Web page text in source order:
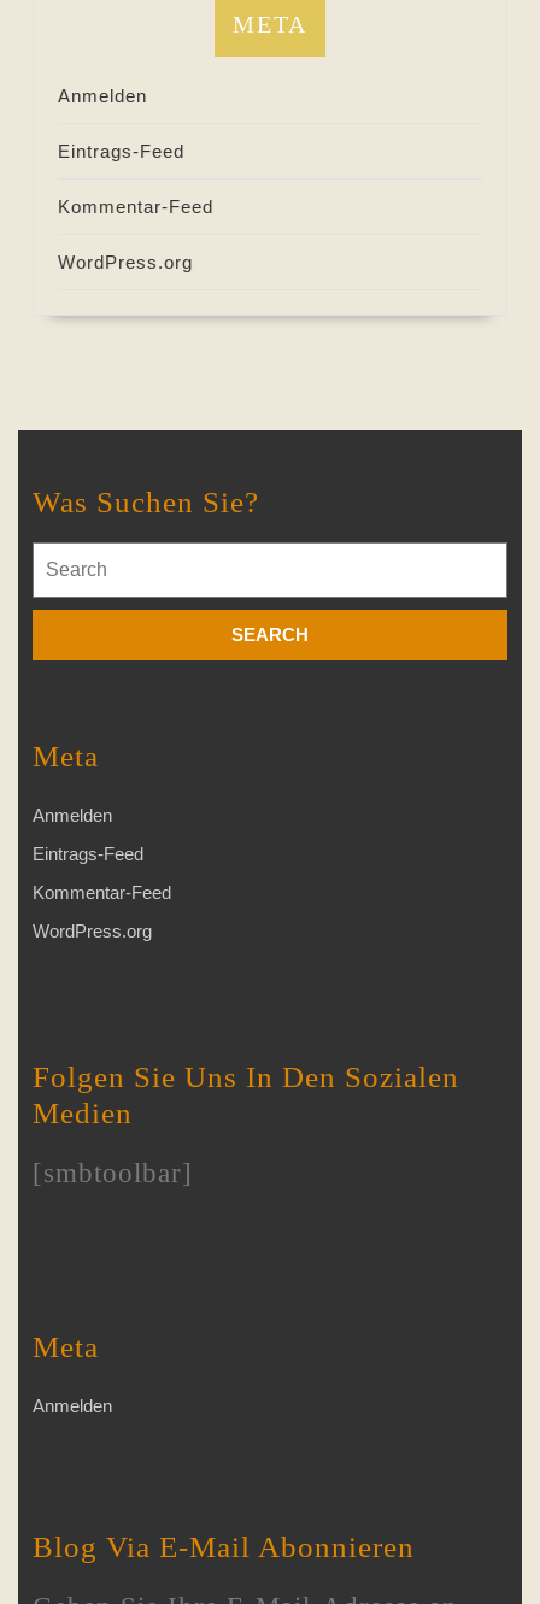
META
Anmelden
Eintrags-Feed
Kommentar-Feed
WordPress.org
Was Suchen Sie?
for:
Meta
Anmelden
Eintrags-Feed
Kommentar-Feed
WordPress.org
Folgen Sie Uns In Den Sozialen
Medien
[smbtoolbar]
Meta
Anmelden
Blog Via E-Mail Abonnieren